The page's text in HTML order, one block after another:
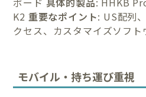
K2 重要なポイント: US配列
クセス、カスタマイズソフト
モバイル・持ち運び重視